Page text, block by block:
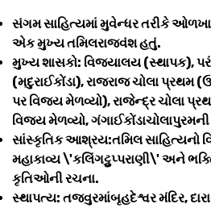
સંગમ સાહિત્યમાં મુવેન્ધર તરીકે
એક મુખ્ય તમિલરાજવંશ હતું.
મુખ્ય શાસકો: વિજયાલય (સ્થાપક),
(મદુરાઈકોંડા), રાજરાજ ચોલા પ્રથમ
પર વિજય મેળવ્યો), રાજેન્દ્ર ચોલા
વિજય મેળવ્યો, ગંગાઈકોંડાચોલાપુરમની
સાંસ્કૃતિક આશ્રય:તમિલ સાહિત્યનો
મહાકાવ્ય \'કલિંગટ્ટુપ્પરાણી\' અને
કૃતિઓની રચના.
સ્થાપત્ય: તજવુરમાંબૃહદેશ્વર મંદિર,